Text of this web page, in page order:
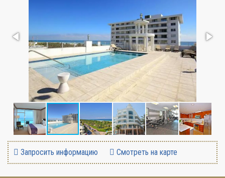
Запросить информацию Смотреть на карте